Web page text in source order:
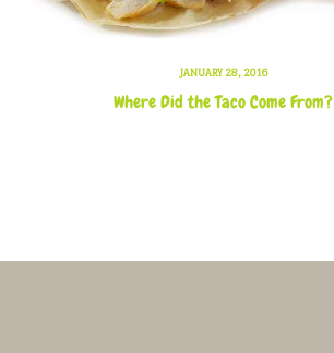
JANUARY 28, 2016
Where Did the Taco Come From?